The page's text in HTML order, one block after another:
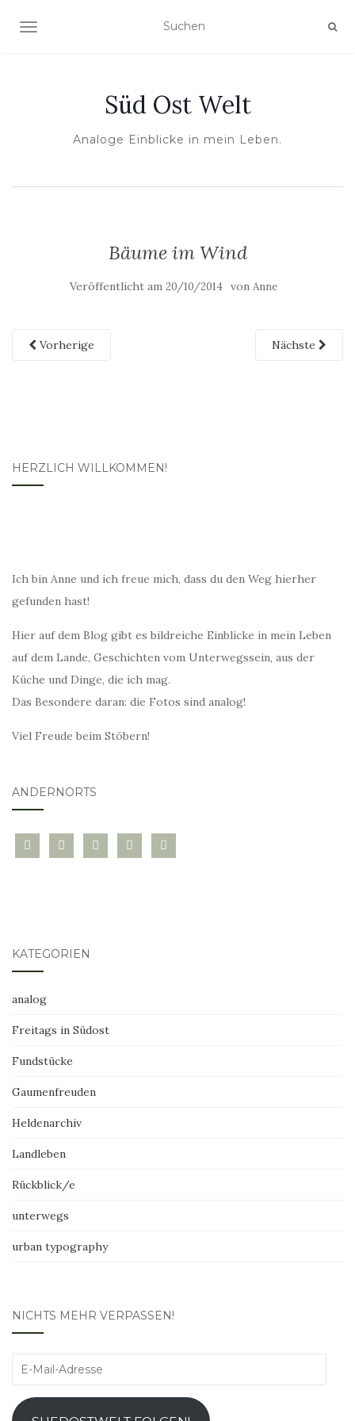
NAVIGATION UMSCHALTEN
Süd Ost Welt
Analoge Einblicke in mein Leben.
Bäume im Wind
Veröffentlicht am 20/10/2014 von Anne
Vorherige Nächste
HERZLICH WILLKOMMEN!
Ich bin Anne und ich freue mich, dass du den Weg hierher
gefunden hast!
Hier auf dem Blog gibt es bildreiche Einblicke in mein Leben
auf dem Lande, Geschichten vom Unterwegssein, aus der
Küche und Dinge, die ich mag.
Das Besondere daran: die Fotos sind analog!
Viel Freude beim Stöbern!
ANDERNORTS
bloglovininstagramtwitter pinterest
mail
KATEGORIEN
analog
Freitags in Südost
Fundstücke
Gaumenfreuden
Heldenarchiv
Landleben
Rückblick/e
unterwegs
urban typography
NICHTS MEHR VERPASSEN!
E-
Adresse